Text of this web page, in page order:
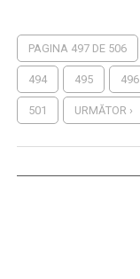
PAGINA 497 DE 506
494 495 496
501 URMĂTOR ›